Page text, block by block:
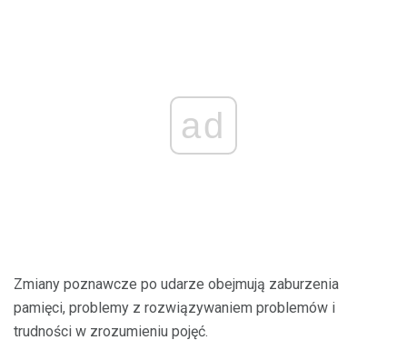
ad
Zmiany poznawcze po udarze obejmują zaburzenia
pamięci, problemy z rozwiązywaniem problemów i
trudności w zrozumieniu pojęć.